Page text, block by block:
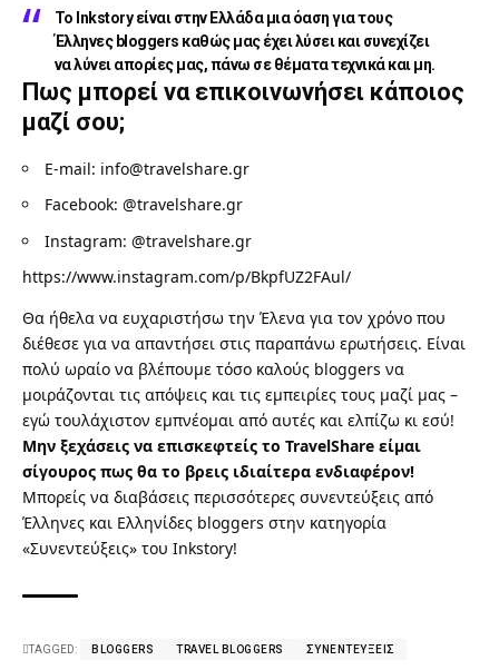
Το Inkstory είναι στην Ελλάδα μια όαση για τους
Έλληνες bloggers καθώς μας έχει λύσει και συνεχίζει
να λύνει απορίες μας, πάνω σε θέματα τεχνικά και μη.
Πως μπορεί να επικοινωνήσει κάποιος
μαζί σου;
E-mail: info@travelshare.gr
Facebook: @travelshare.gr
Instagram: @travelshare.gr
https://www.instagram.com/p/BkpfUZ2FAul/
Θα ήθελα να ευχαριστήσω την Έλενα για τον χρόνο που
διέθεσε για να απαντήσει στις παραπάνω ερωτήσεις. Είναι
πολύ ωραίο να βλέπουμε τόσο καλούς bloggers να
μοιράζονται τις απόψεις και τις εμπειρίες τους μαζί μας –
εγώ τουλάχιστον εμπνέομαι από αυτές και ελπίζω κι εσύ!
Μην ξεχάσεις να επισκεφτείς το TravelShare είμαι
σίγουρος πως θα το βρεις ιδιαίτερα ενδιαφέρον!
Μπορείς να διαβάσεις περισσότερες συνεντεύξεις από
Έλληνες και Ελληνίδες bloggers στην κατηγορία
«Συνεντεύξεις» του Inkstory!
TAGGED: BLOGGERS TRAVEL BLOGGERS ΣΥΝΕΝΤΕΎΞΕΙΣ